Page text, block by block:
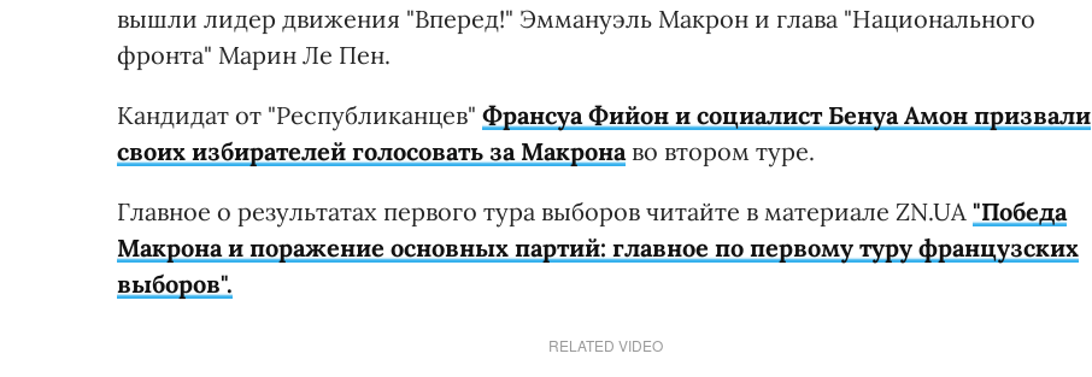
вышли лидер движения "Вперед!" Эммануэль Макрон и глава "Национального
фронта" Марин Ле Пен.
Кандидат от "Республиканцев" Франсуа Фийон и социалист Бенуа Амон призвали
своих избирателей голосовать за Макрона во втором туре.
Главное о результатах первого тура выборов читайте в материале ZN.UA "Победа
Макрона и поражение основных партий: главное по первому туру французских
выборов".
RELATED VIDEO